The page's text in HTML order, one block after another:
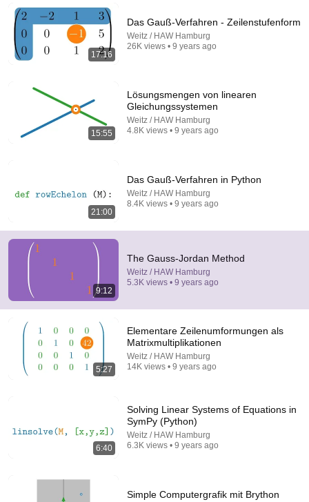
Comments are turned off.
Learn more
Elementare Zeilenumformungen als
Matrixmultiplikationen
Weitz / HAW Hamburg • 14K views
Das Gauß-Verfahren - Zeilenstufenform
17:16
Das Gauß-Verfahren - Zeilenstufenform
Weitz / HAW Hamburg
26K views • 9 years ago
15:55
Lösungsmengen von linearen
Gleichungssystemen
Weitz / HAW Hamburg
4.8K views • 9 years ago
21:00
Das Gauß-Verfahren in Python
Weitz / HAW Hamburg
8.4K views • 9 years ago
9:12
The Gauss-Jordan Method
Weitz / HAW Hamburg
5.3K views • 9 years ago
5:27
Elementare Zeilenumformungen als
Matrixmultiplikationen
Weitz / HAW Hamburg
14K views • 9 years ago
6:40
Solving Linear Systems of Equations in
SymPy (Python)
Weitz / HAW Hamburg
6.3K views • 9 years ago
Simple Computergrafik mit Brython